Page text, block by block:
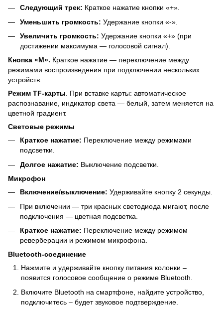
Следующий трек: Краткое нажатие кнопки «+».
Уменьшить громкость: Удержание кнопки «-».
Увеличить громкость: Удержание кнопки «+» (при
достижении максимума — голосовой сигнал).
Кнопка «M». Краткое нажатие — переключение между
режимами воспроизведения при подключении нескольких
устройств.
Режим TF-карты. При вставке карты: автоматическое
распознавание, индикатор света — белый, затем меняется на
цветной градиент.
Световые режимы
Краткое нажатие: Переключение между режимами
подсветки.
Долгое нажатие: Выключение подсветки.
Микрофон
Включение/выключение: Удерживайте кнопку 2 секунды.
При включении — три красных светодиода мигают, после
подключения — цветная подсветка.
Краткое нажатие: Переключение между режимом
реверберации и режимом микрофона.
Bluetooth-соединение
Нажмите и удерживайте кнопку питания колонки –
появится голосовое сообщение о режиме Bluetooth.
Включите Bluetooth на смартфоне, найдите устройство,
подключитесь – будет звуковое подтверждение.